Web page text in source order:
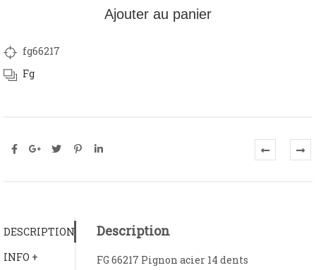
Ajouter au panier
fg66217
Fg
DESCRIPTION
INFO +
Description
FG 66217 Pignon acier 14 dents